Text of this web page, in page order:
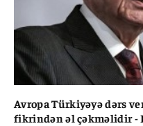
Avropa Türkiyəyə dərs
fikrindən əl çəkməlidir -